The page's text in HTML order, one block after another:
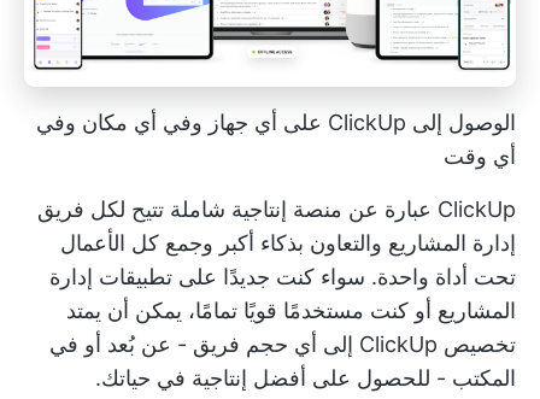
الوصول إلى ClickUp على أي جهاز وفي أي مكان وفي
أي وقت
ClickUp عبارة عن منصة إنتاجية شاملة تتيح لكل فريق
إدارة المشاريع والتعاون بذكاء أكبر وجمع كل الأعمال
تحت أداة واحدة. سواء كنت جديدًا على تطبيقات إدارة
المشاريع أو كنت مستخدمًا قويًا تمامًا، يمكن أن يمتد
تخصيص ClickUp إلى أي حجم فريق - عن بُعد أو في
المكتب - للحصول على أفضل إنتاجية في حياتك.